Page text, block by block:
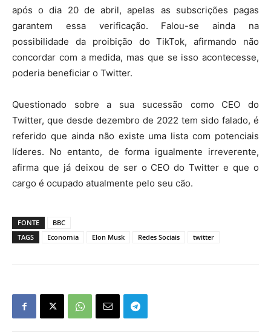
após o dia 20 de abril, apelas as subscrições pagas
garantem essa verificação. Falou-se ainda na
possibilidade da proibição do TikTok, afirmando não
concordar com a medida, mas que se isso acontecesse,
poderia beneficiar o Twitter.
Questionado sobre a sua sucessão como CEO do
Twitter, que desde dezembro de 2022 tem sido falado, é
referido que ainda não existe uma lista com potenciais
líderes. No entanto, de forma igualmente irreverente,
afirma que já deixou de ser o CEO do Twitter e que o
cargo é ocupado atualmente pelo seu cão.
FONTE
BBC
TAGS
Economia Elon Musk Redes Sociais twitter